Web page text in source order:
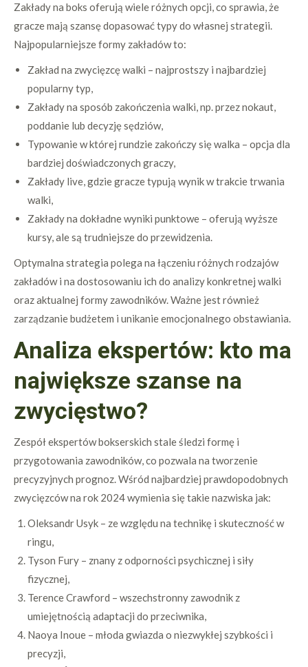
Zakłady na boks oferują wiele różnych opcji, co sprawia, że
gracze mają szansę dopasować typy do własnej strategii.
Najpopularniejsze formy zakładów to:
Zakład na zwycięzcę walki – najprostszy i najbardziej
popularny typ,
Zakłady na sposób zakończenia walki, np. przez nokaut,
poddanie lub decyzję sędziów,
Typowanie w której rundzie zakończy się walka – opcja dla
bardziej doświadczonych graczy,
Zakłady live, gdzie gracze typują wynik w trakcie trwania
walki,
Zakłady na dokładne wyniki punktowe – oferują wyższe
kursy, ale są trudniejsze do przewidzenia.
Optymalna strategia polega na łączeniu różnych rodzajów
zakładów i na dostosowaniu ich do analizy konkretnej walki
oraz aktualnej formy zawodników. Ważne jest również
zarządzanie budżetem i unikanie emocjonalnego obstawiania.
Analiza ekspertów: kto ma
największe szanse na
zwycięstwo?
Zespół ekspertów bokserskich stale śledzi formę i
przygotowania zawodników, co pozwala na tworzenie
precyzyjnych prognoz. Wśród najbardziej prawdopodobnych
zwycięzców na rok 2024 wymienia się takie nazwiska jak:
Oleksandr Usyk – ze względu na technikę i skuteczność w
ringu,
Tyson Fury – znany z odporności psychicznej i siły
fizycznej,
Terence Crawford – wszechstronny zawodnik z
umiejętnością adaptacji do przeciwnika,
Naoya Inoue – młoda gwiazda o niezwykłej szybkości i
precyzji,